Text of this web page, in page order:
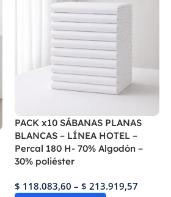
PACK x10 SÁBANAS PLANAS
BLANCAS – LÍNEA HOTEL –
Percal 180 H- 70% Algodón –
30% poliéster
$ 118.083,60 – $ 213.919,57